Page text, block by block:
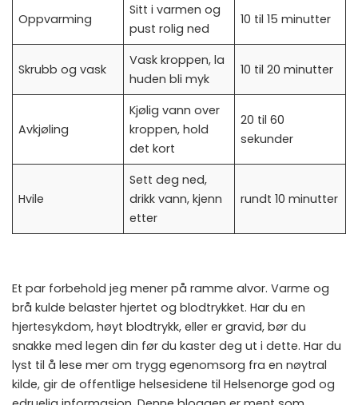
Oppvarming
Sitt i varmen og
pust rolig ned
10 til 15 minutter
Skrubb og vask
Vask kroppen, la
huden bli myk
10 til 20 minutter
Avkjøling
Kjølig vann over
kroppen, hold
det kort
20 til 60
sekunder
Hvile
Sett deg ned,
drikk vann, kjenn
etter
rundt 10 minutter
Et par forbehold jeg mener på ramme alvor. Varme og
brå kulde belaster hjertet og blodtrykket. Har du en
hjertesykdom, høyt blodtrykk, eller er gravid, bør du
snakke med legen din før du kaster deg ut i dette. Har du
lyst til å lese mer om trygg egenomsorg fra en nøytral
kilde, gir de offentlige helsesidene til Helsenorge god og